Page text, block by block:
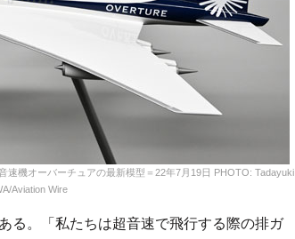
機オーバーチュアの最新模型＝22年7月19日 PHOTO: Tadayuki
Aviation Wire
る。「私たちは超音速で飛行する際の排ガ